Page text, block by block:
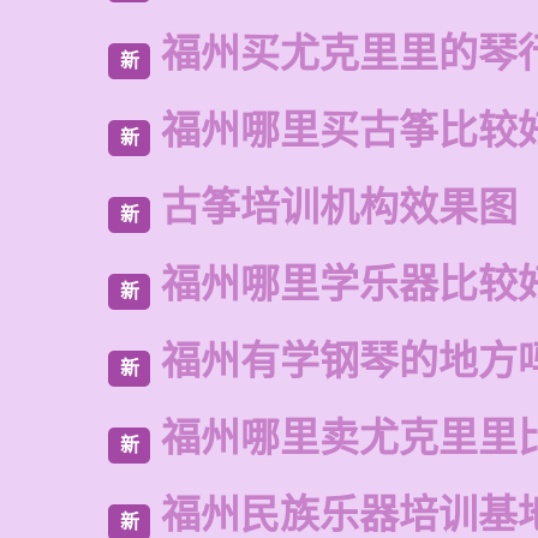
新 福州买尤克里里的琴
新 福州哪里买古筝比较
新 古筝培训机构效果图
新 福州哪里学乐器比较
新 福州有学钢琴的地方
新 福州哪里卖尤克里里
新 福州民族乐器培训基